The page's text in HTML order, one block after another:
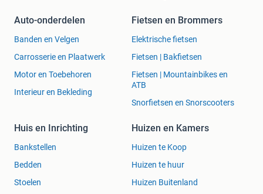
Auto-onderdelen
Banden en Velgen
Carrosserie en Plaatwerk
Motor en Toebehoren
Interieur en Bekleding
Fietsen en Brommers
Elektrische fietsen
Fietsen | Bakfietsen
Fietsen | Mountainbikes en
ATB
Snorfietsen en Snorscooters
Huis en Inrichting
Bankstellen
Bedden
Stoelen
Huizen en Kamers
Huizen te Koop
Huizen te huur
Huizen Buitenland